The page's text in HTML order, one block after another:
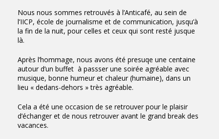
Nous nous sommes retrouvés à l’Anticafé, au sein de
l’IICP, école de journalisme et de communication, jusqu’à
la fin de la nuit, pour celles et ceux qui sont resté jusque
là.
Après l’hommage, nous avons été presuqe une centaine
autour d’un buffet à passser une soirée agréable avec
musique, bonne humeur et chaleur (humaine), dans un
lieu « dedans-dehors » très agréable.
Cela a été une occasion de se retrouver pour le plaisir
d’échanger et de nous retrouver avant le grand break des
vacances.